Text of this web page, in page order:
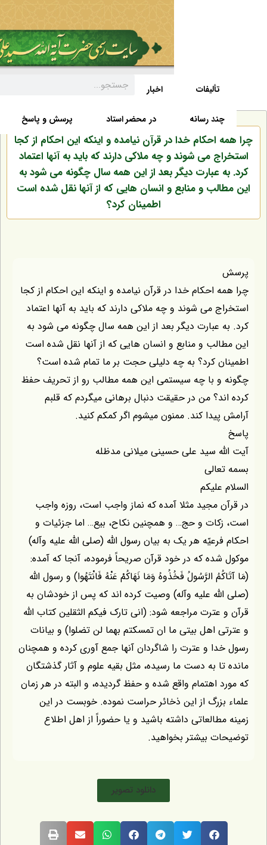
صفحه نخست زندگی نامه اخبار
پرسش و پاسخ در محضر استاد
خدا در قرآن نیامده و اینکه این احکام از کجا
می شوند و چه ملاکی دارند که باید به آنها اعتماد
عبارت دیگر بعد از این همه سال چگونه می شود به
و منابع و انسان هایی که از آنها نقل شده است
اطمینان کرد؟
احکام خدا در قرآن نیامده و اینکه این احکام از کجا
می شوند و چه ملاکی دارند که باید به آنها اعتماد
دیگر بعد از این همه سال چگونه می شود به
و منابع و انسان هایی که از آنها نقل شده است
کرد؟ به چه دلیلی حجت بر ما تمام شده است؟
با چه سیستمی این همه مطالب رو از تحریف حفظ
من در حقیقت دنبال برهانی میگردم که قلبم
کند. ممنون میشوم اگر کمکم کنید.
سید علی حسینی میلانی مدظله
مجید مثلا آمده که نماز واجب است، روزه واجب
و حج… و همچنین نکاح، بیع… اما جزئیات و
هر یک به بیان رسول الله (صلی الله علیه وآله)
که در خود قرآن صریحاً فرموده، آنجا که آمده:
الرَّسُولُ فَخُذُوهُ وَمَا نَهَاكُمْ عَنْهُ فَانْتَهُوا) و رسول الله
علیه وآله) وصیت کرده اند که پس از خودشان به
مراجعه شود: (انی تارک فیکم الثقلین کتاب الله
اهل بیتی ما ان تمسکتم بهما لن تضلوا) و بیانات
و عترت را شاگردان آنها جمع آوری کرده و همچنان
به دست ما رسیده، مثل بقیه علوم و آثار گذشتگان
اهتمام واقع شده و حفظ گردیده، و البته در هر زمان
از این ذخائر حراست نموده. خوبست در این
داشته باشید و یا حضوراً از اهل اطلاع
بیشتر بخواهید.